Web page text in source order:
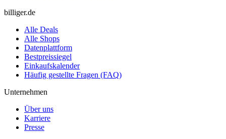
billiger.de
Alle Deals
Alle Shops
Datenplattform
Bestpreissiegel
Einkaufskalender
Häufig gestellte Fragen (FAQ)
Unternehmen
Über uns
Karriere
Presse